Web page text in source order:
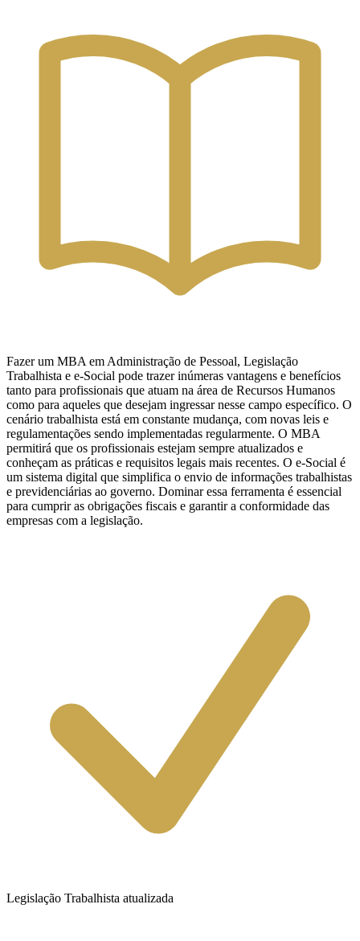
Fazer um MBA em Administração de Pessoal, Legislação
Trabalhista e e-Social pode trazer inúmeras vantagens e benefícios
tanto para profissionais que atuam na área de Recursos Humanos
como para aqueles que desejam ingressar nesse campo específico. O
cenário trabalhista está em constante mudança, com novas leis e
regulamentações sendo implementadas regularmente. O MBA
permitirá que os profissionais estejam sempre atualizados e
conheçam as práticas e requisitos legais mais recentes. O e-Social é
um sistema digital que simplifica o envio de informações trabalhistas
e previdenciárias ao governo. Dominar essa ferramenta é essencial
para cumprir as obrigações fiscais e garantir a conformidade das
empresas com a legislação.
Legislação Trabalhista atualizada